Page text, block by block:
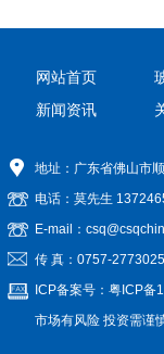
网站首页
新闻资讯
地址：广东省佛山市
电话：莫先生
E-mail：
传 真：0757-
ICP备案号： 粤ICP备
市场有风险 投资需谨